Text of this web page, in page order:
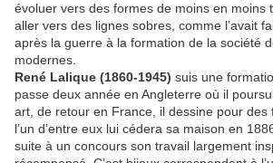
évoluer vers des formes de moins en moins
aller vers des lignes sobres, comme l’avait
après la guerre à la formation de la société
modernes.
René Lalique (1860-1945) suis une
passe deux année en Angleterre où il
art, de retour en France, il dessine pour des
l’un d’entre eux lui cédera sa maison en
suite à un concours son travail largement